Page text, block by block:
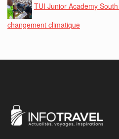
TUI Junior Academy
changement climatique